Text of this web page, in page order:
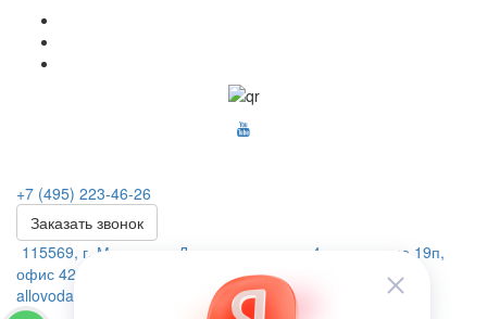
+7 (495) 223-46-26
Заказать звонок
115569, г. Москва, ул.Домодедовская. д.4 помещение 19п,
офис 42А
allovoda@mail.ru